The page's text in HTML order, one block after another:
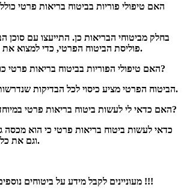
האם טיפולי פוריות בביטוח בריאות פרטי
בחלק מביטוחי הבריאות כן. התייעצו עם סוכן
פוליסת הביטוח הפרטי, כדי למצוא את הסעיף הזה - אם קיים.
האם טיפולי הפוריות בביטוח בריאות פרטי כוללים גם את הבדיקות?
הביטוח הפרטי מציע כיסוי לכל הבדיקות שנדרשות בזמן טיפולי הפוריות.
האם כדאי לי לעשות ביטוח בריאות פרטי במיוחד לצורך טיפולי פוריות?
כדאי לעשות ביטוח בריאות פרטי כי הוא מכסה
וגם את כל תחום הטיפול בילדים.
מעוניינים לקבל מידע על ביטוחים ועכשיו !!!